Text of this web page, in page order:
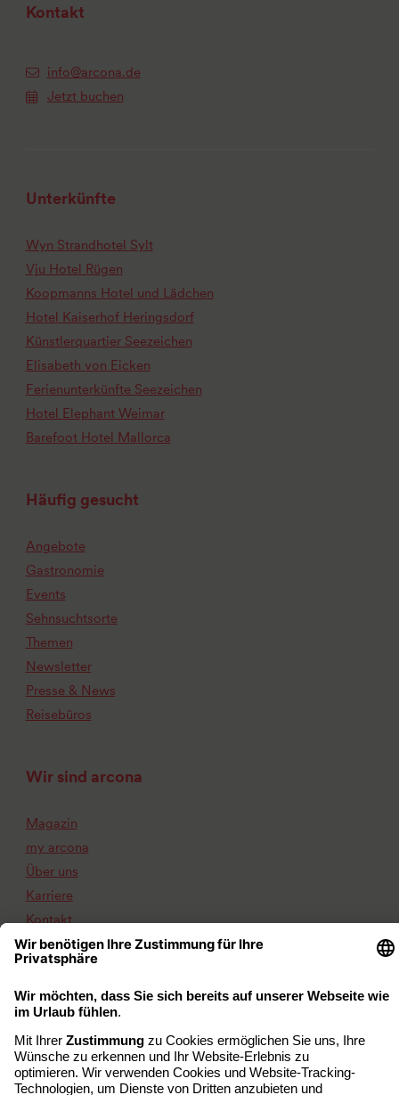
Kontakt
info@arcona.de
Jetzt buchen
Unterkünfte
Wyn Strandhotel Sylt
Vju Hotel Rügen
Koopmanns Hotel und Lädchen
Hotel Kaiserhof Heringsdorf
Künstlerquartier Seezeichen
Elisabeth von Eicken
Ferienunterkünfte Seezeichen
Hotel Elephant Weimar
Barefoot Hotel Mallorca
Häufig gesucht
Angebote
Gastronomie
Events
Sehnsuchtsorte
Themen
Newsletter
Presse & News
Reisebüros
Wir sind arcona
Magazin
my arcona
Über uns
Karriere
Kontakt
Impressum
Datenschutz
Barrierefreiheit